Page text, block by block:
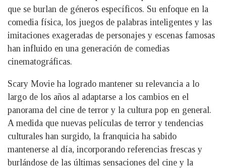
que se burlan de géneros específicos. Su enfoque en la
comedia física, los juegos de palabras inteligentes y las
imitaciones exageradas de personajes y escenas famosas
han influido en una generación de comedias
cinematográficas.
Scary Movie ha logrado mantener su relevancia a lo
largo de los años al adaptarse a los cambios en el
panorama del cine de terror y la cultura pop en general.
A medida que nuevas películas de terror y tendencias
culturales han surgido, la franquicia ha sabido
mantenerse al día, incorporando referencias frescas y
burlándose de las últimas sensaciones del cine y la